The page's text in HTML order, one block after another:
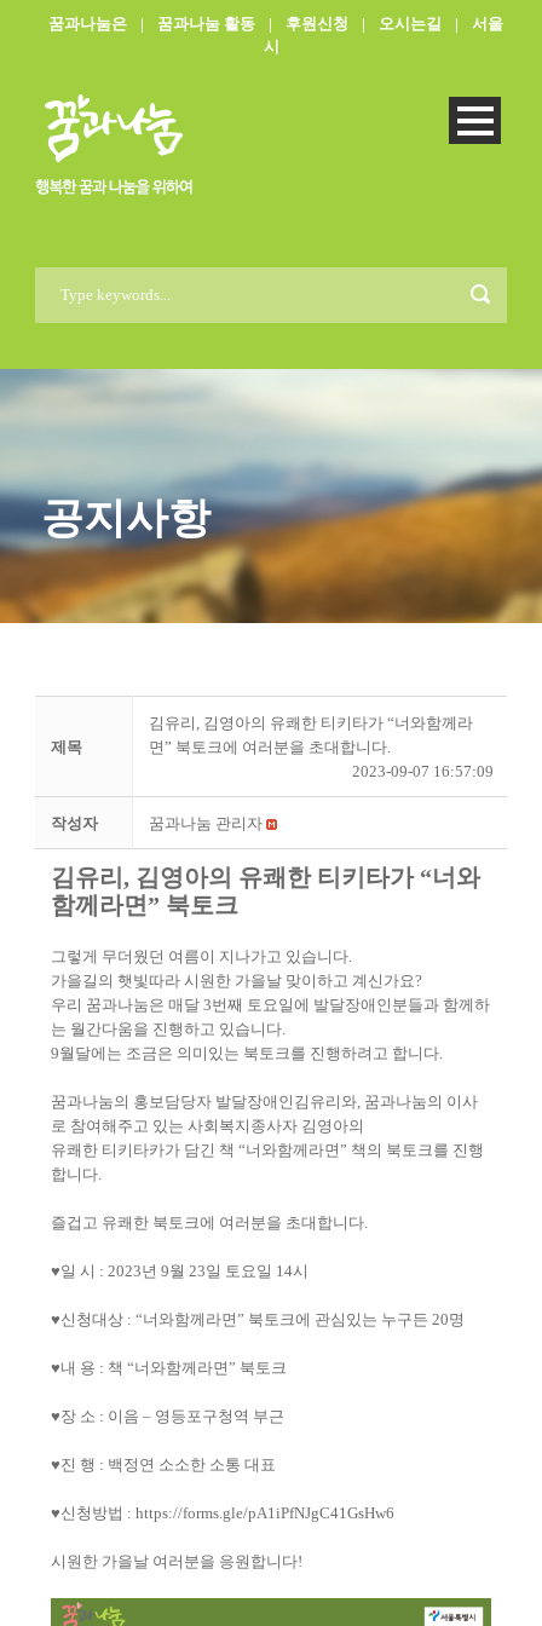
꿈과나눔은 | 꿈과나눔 활동 | 후원신청 | 오시는길 |
서울
시
공지사항
제목
김유리, 김영아의 유쾌한 티키타가 “너와함께라
면” 북토크에 여러분을 초대합니다.
2023-09-07 16:57:09
작성자 꿈과나눔 관리자
김유리 , 김영아의 유쾌한 티키타가 “너와
함께라면” 북토크
그렇게 무더웠던 여름이 지나가고 있습니다.
가을길의 햇빛따라 시원한 가을날 맞이하고 계신가요?
우리 꿈과나눔은 매달 3번째 토요일에 발달장애인분들과 함께하
는 월간다움을 진행하고 있습니다.
9월달에는 조금은 의미있는 북토크를 진행하려고 합니다.
꿈과나눔의 홍보담당자 발달장애인김유리와, 꿈과나눔의 이사
로 참여해주고 있는 사회복지종사자 김영아의
유쾌한 티키타카가 담긴 책 “너와함께라면” 책의 북토크를 진행
합니다.
즐겁고 유쾌한 북토크에 여러분을 초대합니다.
♥일 시 : 2023년 9월 23일 토요일 14시
♥신청대상 : “너와함께라면” 북토크에 관심있는 누구든 20명
♥내 용 : 책 “너와함께라면” 북토크
♥장 소 : 이음 – 영등포구청역 부근
♥진 행 : 백정연 소소한 소통 대표
♥신청방법 : https://forms.gle/pA1iPfNJgC41GsHw6
시원한 가을날 여러분을 응원합니다!